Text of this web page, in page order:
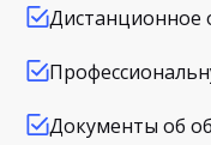
Дистанционное
Документы об